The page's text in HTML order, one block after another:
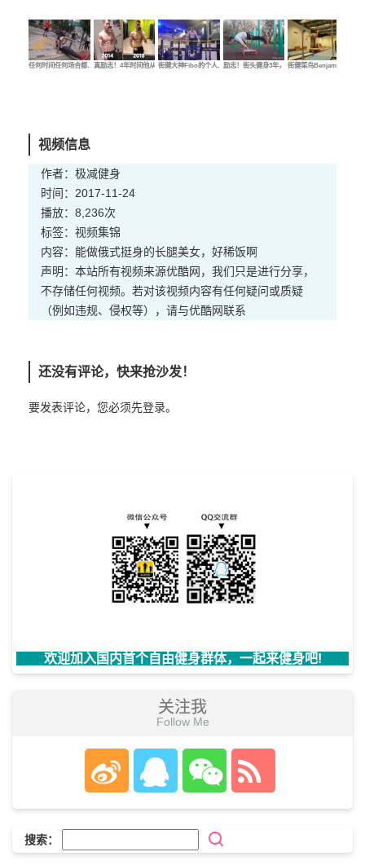
任何时间任何场合都… 真励志！4年时间他从…街健大神Fibo的个人…励志！街头健身3年，…街健菜鸟Benjamin的…
视频信息
作者：极减健身
时间：2017-11-24
播放：8,236次
标签： 视频集锦
内容：能做俄式挺身的长腿美女，好稀饭啊
声明：本站所有视频来源优酷网，我们只是进行分享，
不存储任何视频。若对该视频内容有任何疑问或质疑
（例如违规、侵权等），请与优酷网联系
还没有评论，快来抢沙发！
要发表评论，您必须先登录。
欢迎加入国内首个自由健身群体，一起来健身吧!
关注我
Follow Me
搜索：